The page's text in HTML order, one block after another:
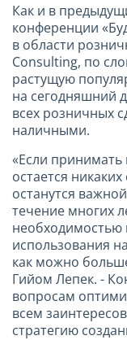
Как и в
конференции
в области
Consulting, по
растущую
на сегодняшний
всех розничных
наличными.
«Если принимать
остается
останутся
течение многих
необходимостью
использования
как можно
Гийом Лепек. -
вопросам
всем
стратегию